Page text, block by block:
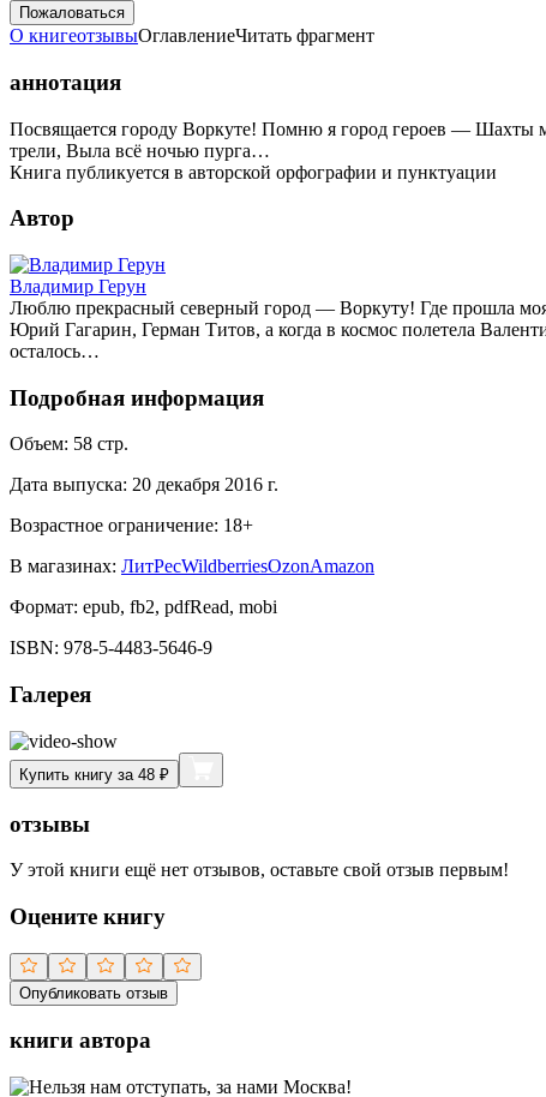
Пожаловаться
О книгеотзывыОглавлениеЧитать фрагмент
аннотация
Посвящается городу Воркуте! Помню я город героев — Шахты
трели, Выла всё ночью пурга…
Книга публикуется в авторской орфографии и пунктуации
Автор
Владимир Герун
Люблю прекрасный северный город — Воркуту! Где прошла моя
Юрий Гагарин, Герман Титов, а когда в космос полетела
осталось…
Подробная информация
Объем: 58 стр.
Дата выпуска: 20 декабря 2016 г.
Возрастное ограничение: 18+
В магазинах: ЛитРесWildberriesOzonAmazon
Формат: epub, fb2, pdfRead, mobi
ISBN: 978-5-4483-5646-9
Галерея
Купить книгу за 48 ₽
отзывы
У этой книги ещё нет отзывов, оставьте свой отзыв первым!
Оцените книгу
Опубликовать отзыв
книги автора